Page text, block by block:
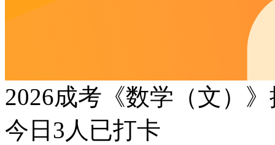
2026成考《数学（文）
今日 3 人已打卡